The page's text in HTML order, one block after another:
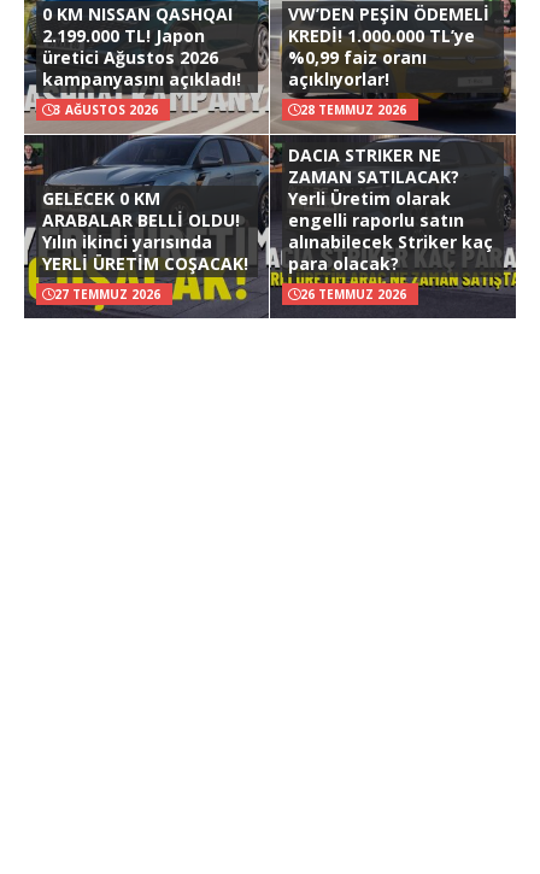
0 KM NISSAN QASHQAI
2.199.000 TL! Japon
üretici Ağustos 2026
kampanyasını açıkladı!
3 AĞUSTOS 2026
VW’DEN PEŞİN ÖDEMELİ
KREDİ! 1.000.000 TL’ye
%0,99 faiz oranı
açıklıyorlar!
28 TEMMUZ 2026
GELECEK 0 KM
ARABALAR BELLİ OLDU!
Yılın ikinci yarısında
YERLİ ÜRETİM COŞACAK!
27 TEMMUZ 2026
DACIA STRIKER NE
ZAMAN SATILACAK?
Yerli Üretim olarak
engelli raporlu satın
alınabilecek Striker kaç
para olacak?
26 TEMMUZ 2026